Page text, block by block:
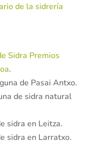
de la sidrería
Sidra Premios
.
de Pasai Antxo.
de sidra natural
sidra en Leitza.
sidra en Larratxo.